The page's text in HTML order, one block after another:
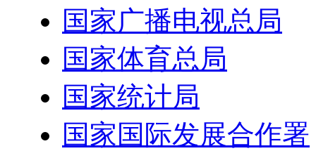
国家广播电视总局
国家体育总局
国家统计局
国家国际发展合作署